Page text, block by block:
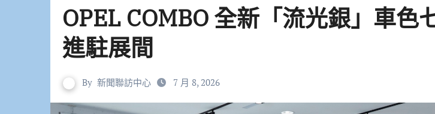
OPEL COMBO 全新「流光銀」車色
進駐展間
By 新聞聯訪中心 7 月 8, 2026